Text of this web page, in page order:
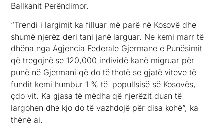
Ballkanit Perëndimor.
“Trendi i largimit ka filluar më parë në Kosovë dhe
shumë njerëz deri tani janë larguar. Ne kemi marr të
dhëna nga Agjencia Federale Gjermane e Punësimit
që tregojnë se 120,000 individë kanë migruar për
punë në Gjermani që do të thotë se gjatë viteve të
fundit kemi humbur 1 % të popullsisë së Kosovës,
çdo vit. Ka gjasa të mëdha që njerëzit duan të
largohen dhe kjo do të vazhdojë për disa kohë”, ka
thënë ai.